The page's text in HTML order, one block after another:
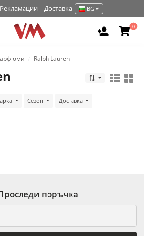
Рекламации Доставка BG
Вход /0
Ralph Lauren
Сезон Доставка
поръчка